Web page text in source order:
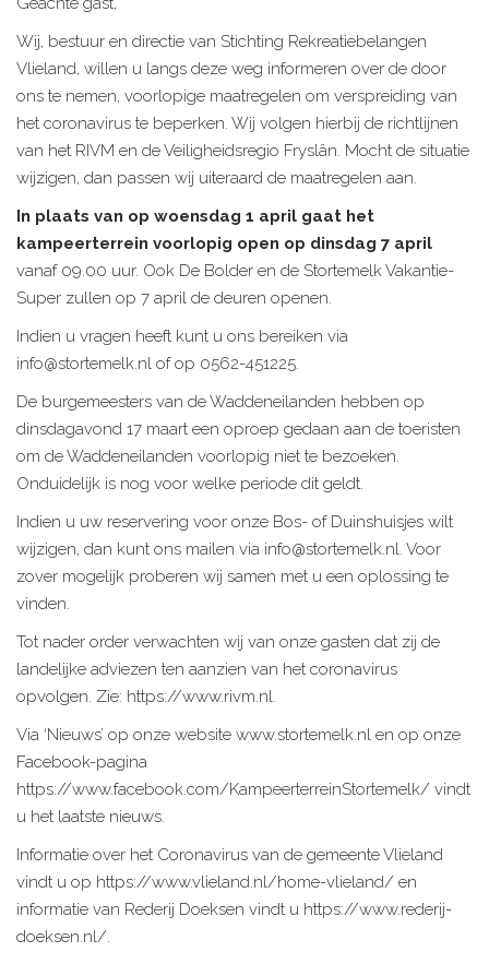
Wij, bestuur en directie van Stichting Rekreatiebelangen
Vlieland, willen u langs deze weg informeren over de door
ons te nemen, voorlopige maatregelen om verspreiding van
het coronavirus te beperken. Wij volgen hierbij de richtlijnen
van het RIVM en de Veiligheidsregio Fryslân. Mocht de situatie
wijzigen, dan passen wij uiteraard de maatregelen aan.
In plaats van op woensdag 1 april gaat het
kampeerterrein voorlopig open op dinsdag 7 april
vanaf 09.00 uur. Ook De Bolder en de Stortemelk Vakantie-
Super zullen op 7 april de deuren openen.
Indien u vragen heeft kunt u ons bereiken via
info@stortemelk.nl of op 0562-451225.
De burgemeesters van de Waddeneilanden hebben op
dinsdagavond 17 maart een oproep gedaan aan de toeristen
om de Waddeneilanden voorlopig niet te bezoeken.
Onduidelijk is nog voor welke periode dit geldt.
Indien u uw reservering voor onze Bos- of Duinshuisjes wilt
wijzigen, dan kunt ons mailen via info@stortemelk.nl. Voor
zover mogelijk proberen wij samen met u een oplossing te
vinden.
Tot nader order verwachten wij van onze gasten dat zij de
landelijke adviezen ten aanzien van het coronavirus
opvolgen. Zie: https://www.rivm.nl.
Via ‘Nieuws’ op onze website www.stortemelk.nl en op onze
Facebook-pagina
https://www.facebook.com/KampeerterreinStortemelk/ vindt
u het laatste nieuws.
Informatie over het Coronavirus van de gemeente Vlieland
vindt u op https://www.vlieland.nl/home-vlieland/ en
informatie van Rederij Doeksen vindt u https://www.rederij-
doeksen.nl/.